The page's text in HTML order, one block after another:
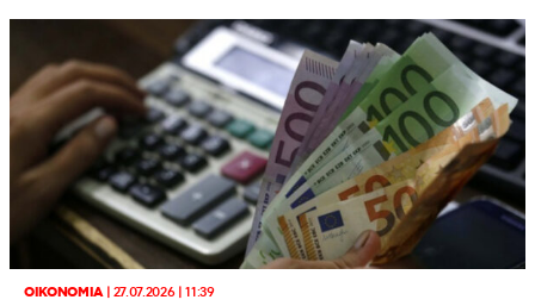
ΟΙΚΟΝΟΜΙΑ| 27.07.2026 | 11:39